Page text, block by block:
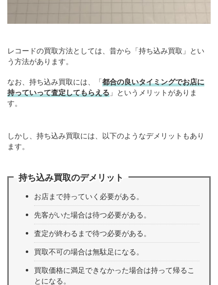
レコードの買取方法としては、昔から「持ち込み買取」とい
う方法があります。
なお、持ち込み買取には、「都合の良いタイミングでお店に
持っていって査定してもらえる 」というメリットがありま
す。
しかし、持ち込み買取には、以下のようなデメリットもあり
ます。
持ち込み買取のデメリット
お店まで持っていく必要がある。
先客がいた場合は待つ必要がある。
査定が終わるまで待つ必要がある。
買取不可の場合は無駄足になる。
買取価格に満足できなかった場合は持って帰るこ
とになる。